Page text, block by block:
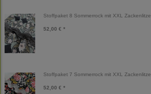
Stoffpaket 8 Sommerrock mit XXL Zackenlitze
52,00 € *
Stoffpaket 7 Sommerrock mit XXL Zackenlitze
52,00 € *